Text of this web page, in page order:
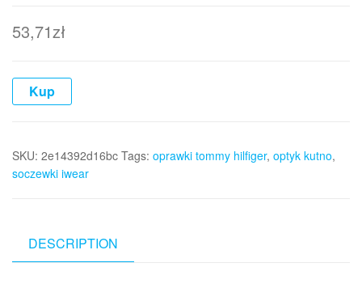
53,71zł
Kup
SKU: 2e14392d16bc Tags: oprawki tommy hilfiger, optyk kutno,
soczewki iwear
DESCRIPTION